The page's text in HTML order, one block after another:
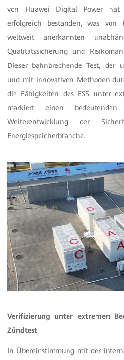
von Huawei Digital Power hat
erfolgreich bestanden, was von
weltweit anerkannten
Qualitätssicherung und
Dieser bahnbrechende Test, der
und mit innovativen Methoden
die Fähigkeiten des ESS unter
markiert einen
Weiterentwicklung der
Energiespeicherbranche.
Verifizierung unter extremen
Zündtest
In Übereinstimmung mit der